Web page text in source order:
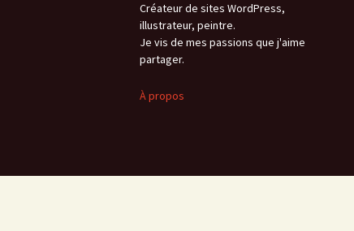
Créateur de sites WordPress,
illustrateur, peintre.
Je vis de mes passions que j'aime
partager.
À propos